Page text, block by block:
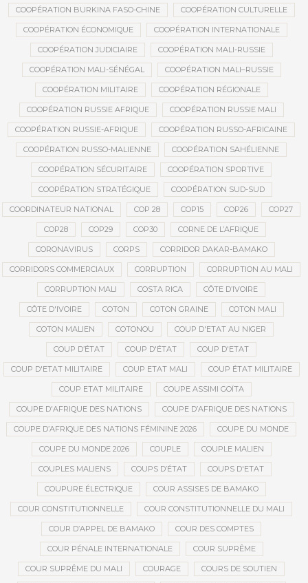
COOPÉRATION BURKINA FASO-CHINE COOPÉRATION CULTURELLE
COOPÉRATION ÉCONOMIQUE COOPÉRATION INTERNATIONALE
COOPÉRATION JUDICIAIRE COOPÉRATION MALI-RUSSIE
COOPÉRATION MALI-SÉNÉGAL COOPÉRATION MALI–RUSSIE
COOPÉRATION MILITAIRE COOPÉRATION RÉGIONALE
COOPÉRATION RUSSIE AFRIQUE COOPÉRATION RUSSIE MALI
COOPÉRATION RUSSIE-AFRIQUE COOPÉRATION RUSSO-AFRICAINE
COOPÉRATION RUSSO-MALIENNE COOPÉRATION SAHÉLIENNE
COOPÉRATION SÉCURITAIRE COOPÉRATION SPORTIVE
COOPÉRATION STRATÉGIQUE COOPÉRATION SUD-SUD
COORDINATEUR NATIONAL COP 28 COP15 COP26 COP27
COP28 COP29 COP30 CORNE DE L’AFRIQUE
CORONAVIRUS CORPS CORRIDOR DAKAR-BAMAKO
CORRIDORS COMMERCIAUX CORRUPTION CORRUPTION AU MALI
CORRUPTION MALI COSTA RICA CÔTE D’IVOIRE
CÔTE D'IVOIRE COTON COTON GRAINE COTON MALI
COTON MALIEN COTONOU COUP D'ETAT AU NIGER
COUP D’ÉTAT COUP D'ÉTAT COUP D'ETAT
COUP D'ETAT MILITAIRE COUP ETAT MALI COUP ÉTAT MILITAIRE
COUP ETAT MILITAIRE COUPE ASSIMI GOÏTA
COUPE D'AFRIQUE DES NATIONS COUPE D’AFRIQUE DES NATIONS
COUPE D’AFRIQUE DES NATIONS FÉMININE 2026 COUPE DU MONDE
COUPE DU MONDE 2026 COUPLE COUPLE MALIEN
COUPLES MALIENS COUPS D’ÉTAT COUPS D'ETAT
COUPURE ÉLECTRIQUE COUR ASSISES DE BAMAKO
COUR CONSTITUTIONNELLE COUR CONSTITUTIONNELLE DU MALI
COUR D’APPEL DE BAMAKO COUR DES COMPTES
COUR PÉNALE INTERNATIONALE COUR SUPRÊME
COUR SUPRÊME DU MALI COURAGE COURS DE SOUTIEN